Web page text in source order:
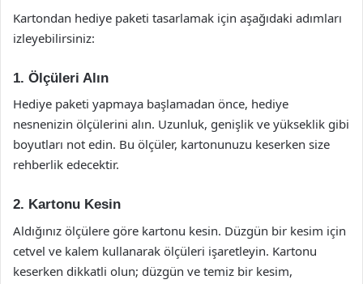
Kartondan hediye paketi tasarlamak için aşağıdaki adımları
izleyebilirsiniz:
1. Ölçüleri Alın
Hediye paketi yapmaya başlamadan önce, hediye
nesnenizin ölçülerini alın. Uzunluk, genişlik ve yükseklik gibi
boyutları not edin. Bu ölçüler, kartonunuzu keserken size
rehberlik edecektir.
2. Kartonu Kesin
Aldığınız ölçülere göre kartonu kesin. Düzgün bir kesim için
cetvel ve kalem kullanarak ölçüleri işaretleyin. Kartonu
keserken dikkatli olun; düzgün ve temiz bir kesim,